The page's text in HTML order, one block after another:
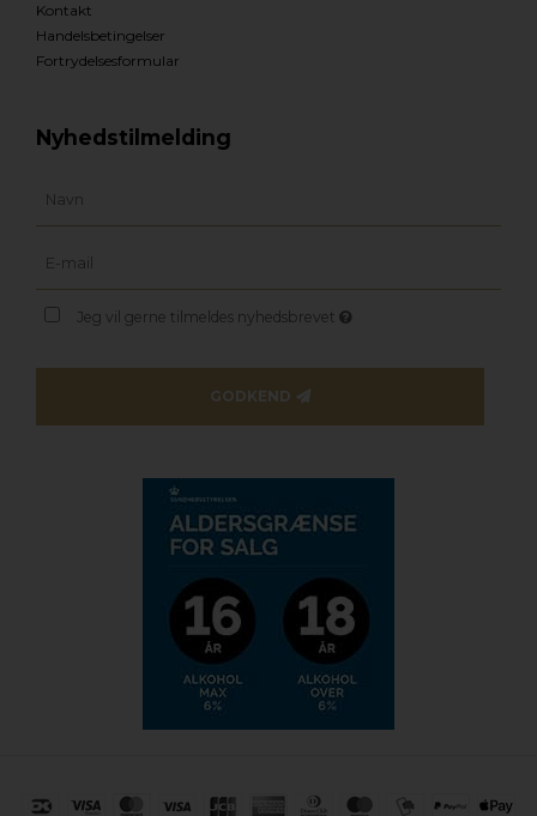
Kontakt
Handelsbetingelser
Fortrydelsesformular
Nyhedstilmelding
Jeg vil gerne tilmeldes nyhedsbrevet
GODKEND